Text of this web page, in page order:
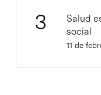
Salud
social
11 de